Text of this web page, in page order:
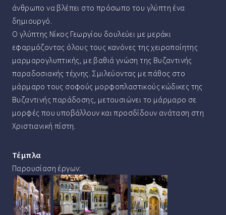
άνθρωπο να βλέπει στο πρόσωπο του γλύπτη ένα
δημιουργό.
Ο γλύπτης Νίκος Γεωργίου δουλεύει με μεράκι
εφαρμόζοντας όλους τους κανόνες της χειροποίητης
μαρμαρογλυπτικής, με βαθιά γνώση της Βυζαντινής
παραδοσιακής τέχνης. Σμιλεύοντας με πάθος στο
μάρμαρο τους σοφούς μορφοπλαστικούς κώδικες της
Βυζαντινής παράδοσης, μετουσιώνει το μάρμαρο σε
μορφές που υποβάλλουν και προσδίδουν ανάταση στη
Χριστιανική πίστη.
Τέμπλα
Παρουσίαση έργων: